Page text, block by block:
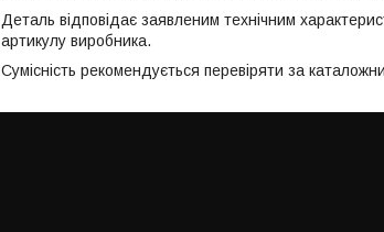
Деталь відповідає заявленим технічним
артикулу виробника.
Сумісність рекомендується перевіряти за